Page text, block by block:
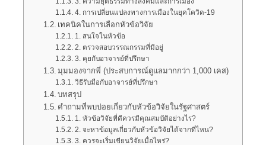
4. การเปลี่ยนแปลงทางการเมืองในยุคโควิด-19
เทคนิคในการเลือกหัวข้อวิจัย
1. สนใจในหัวข้อ
2. ตรวจสอบวรรณกรรมที่มีอยู่
3. คุยกับอาจารย์ที่ปรึกษา
มุมมองจากพี่ (ประสบการณ์ดูแลมากกว่า 1,000 เคส)
วิธีรับมือกับอาจารย์ที่ปรึกษา
บทสรุป
คำถามที่พบบ่อยเกี่ยวกับหัวข้อวิจัยในรัฐศาสตร์
1. หัวข้อวิจัยที่ดีควรมีคุณสมบัติอย่างไร?
2. จะหาข้อมูลเกี่ยวกับหัวข้อวิจัยได้จากที่ไหน?
3. ควรจะเริ่มเขียนวิจัยเมื่อไหร่?